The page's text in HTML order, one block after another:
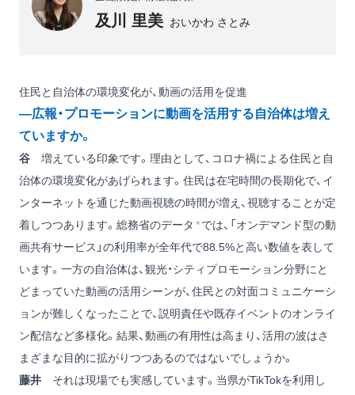
及川 里美 おいかわ さとみ
住民と自治体の環境変化が、動画の活用を促進
―広報・プロモーションに動画を活用する自治体は増え
ていますか。
谷 増えている印象です。理由として、コロナ禍による住民と自
治体の環境変化があげられます。住民は在宅時間の長期化で、イ
ンターネットを通じた動画視聴の時間が増え、視聴することが定
着しつつあります。総務省のデータ *では、「オンデマンド型の動
画共有サービス」の利用率が全年代で88.5%と高い数値を表して
います。一方の自治体は、観光・シティプロモーション分野にと
どまっていた動画の活用シーンが、住民との対面コミュニケーシ
ョンが難しくなったことで、説明責任や既存イベントのオンライ
ン配信など多様化。結果、動画の有用性は高まり、活用の波はさ
まざまな目的に拡がりつつあるのではないでしょうか。
藤井 それは現場でも実感しています。当県がTikTokを利用し